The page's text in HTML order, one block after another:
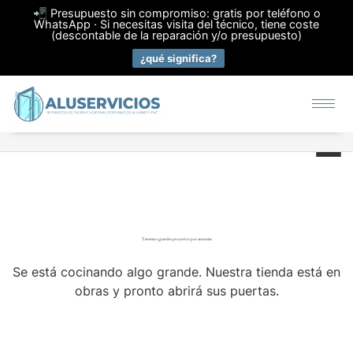
📲 Presupuesto sin compromiso: gratis por teléfono o
WhatsApp · Si necesitas visita del técnico, tiene coste
(descontable de la reparación y/o presupuesto)
¿qué significa?
Tenemos grandes proyectos por anunciar
Se está cocinando algo grande. Nuestra tienda está en
obras y pronto abrirá sus puertas.